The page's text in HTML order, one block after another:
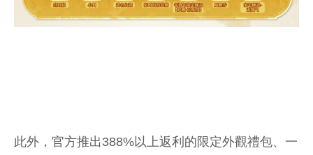
此外，官方推出388%以上返利的限定外觀禮包、一